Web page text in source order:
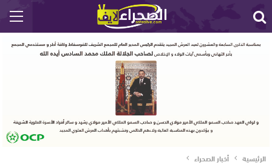
الرئيسية أخبار الصحراء